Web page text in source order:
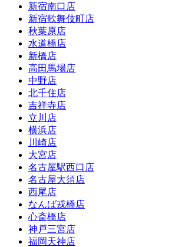
新宿南口店
新宿歌舞伎町店
秋葉原店
水道橋店
新橋店
高田馬場店
中野店
北千住店
吉祥寺店
立川店
横浜店
川崎店
大宮店
名古屋駅西口店
名古屋大須店
西尾店
なんば戎橋店
心斎橋店
神戸三宮店
福岡天神店